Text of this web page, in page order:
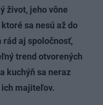
život, jeho vône
sa nesú až do
rád aj spoločnosť,
trend otvorených
kuchýň sa neraz
ich majiteľov.